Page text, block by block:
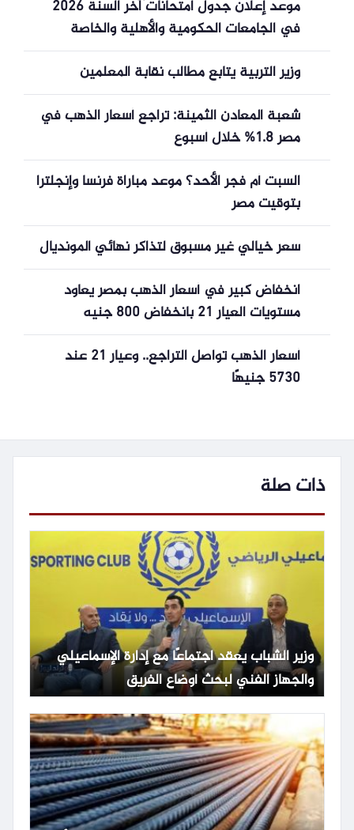
موعد إعلان جدول امتحانات آخر السنة 2026
في الجامعات الحكومية والأهلية والخاصة
وزير التربية يتابع مطالب نقابة المعلمين
شعبة المعادن الثمينة: تراجع أسعار الذهب في
مصر 1.8% خلال أسبوع
السبت أم فجر الأحد؟ موعد مباراة فرنسا وإنجلترا
بتوقيت مصر
سعر خيالي غير مسبوق لتذاكر نهائي المونديال
انخفاض كبير في أسعار الذهب بمصر يعاود
مستويات العيار 21 بانخفاض 800 جنيه
أسعار الذهب تواصل التراجع.. وعيار 21 عند
5730 جنيهًا
ذات صلة
وزير الشباب يعقد اجتماعًا مع إدارة الإسماعيلي
والجهاز الفني لبحث أوضاع الفريق